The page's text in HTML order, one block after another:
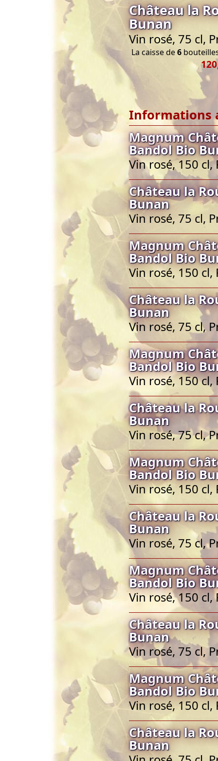
Château la
Bunan
Vin rosé, 75 cl,
La caisse de6
Informations
Magnum
Bandol Bio
Vin rosé, 150 cl,
Château la
Bunan
Vin rosé, 75 cl,
Magnum
Bandol Bio
Vin rosé, 150 cl,
Château la
Bunan
Vin rosé, 75 cl,
Magnum
Bandol Bio
Vin rosé, 150 cl,
Château la
Bunan
Vin rosé, 75 cl,
Magnum
Bandol Bio
Vin rosé, 150 cl,
Château la
Bunan
Vin rosé, 75 cl,
Magnum
Bandol Bio
Vin rosé, 150 cl,
Château la
Bunan
Vin rosé, 75 cl,
Magnum
Bandol Bio
Vin rosé, 150 cl,
Château la
Bunan